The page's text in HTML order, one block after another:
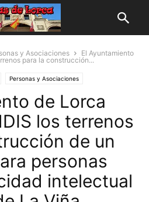
y Asociaciones
El Ayuntamiento
para la construcción...
Personas y Asociaciones
de Lorca
los terrenos
de un
personas
intelectual